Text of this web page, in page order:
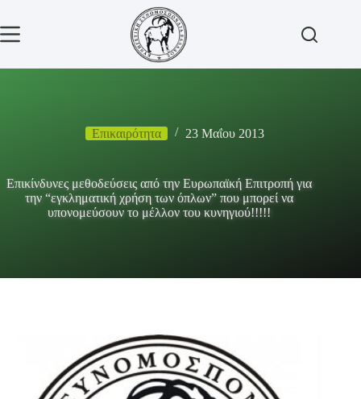
περιεχόμενο
Επικαιρότητα 23 Μαΐου 2013
Επικίνδυνες μεθοδεύσεις από την Ευρωπαϊκή Επιτροπή για
την “εγκληματική χρήση των όπλων” που μπορεί να
υπονομεύσουν το μέλλον του κυνηγιού!!!!!